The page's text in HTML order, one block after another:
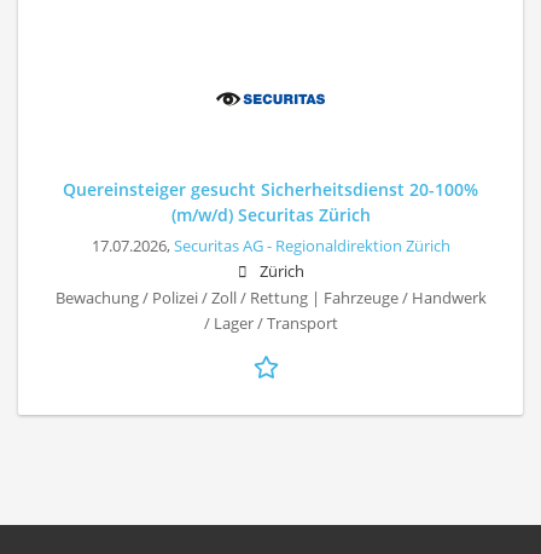
Quereinsteiger gesucht Sicherheitsdienst 20-100%
(m/w/d) Securitas Zürich
17.07.2026,Securitas AG - Regionaldirektion Zürich
Zürich
Bewachung / Polizei / Zoll / Rettung | Fahrzeuge / Handwerk
/ Lager / Transport